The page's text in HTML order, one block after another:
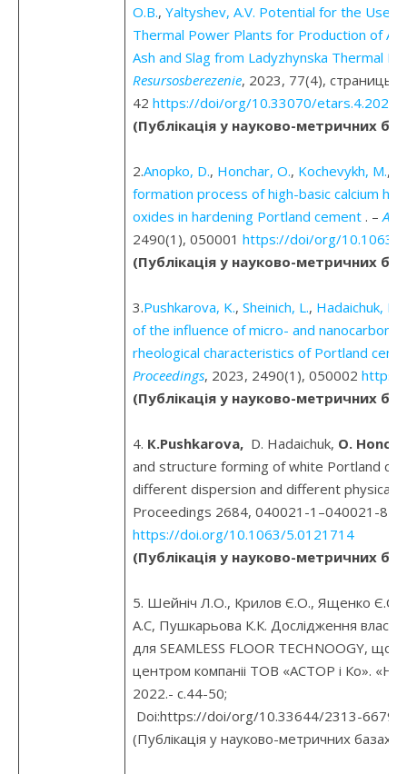
O.B., Yaltyshev, A.V. Potential for the Use
Thermal Power Plants for Production of
Ash and Slag from Ladyzhynska Thermal
Resursosberezenie, 2023, 77(4), страницы
42 https://doi/org/10.33070/
(Публікація у науково-метричних
2.Anopko, D., Honchar, O., Kochevykh, M.,
formation process of high-basic calcium
oxides in hardening Portland cement. –AIP
2490(1), 050001 https://doi/org/10.1063/
(Публікація у науково-метричних
3.Pushkarova, K., Sheinich, L., Hadaichuk, D.
of the influence of micro- and
rheological characteristics of Portland
Proceedings, 2023, 2490(1), 050002
(Публікація у науково-метричних
4. К.Pushkarova,D. Hadaichuk, O.
and structure forming of white Portland
different dispersion and different physical
Proceedings 2684, 040021-1–040021-8
https://doi.org/10.1063/5.0121714
(Публікація у науково-метричних
5. Шейніч Л.О., Крилов Є.О., Ященко Є.С.,
А.С, Пушкарьова К.К. Дослідження
для SEAMLESS FLOOR TECHNOOGY, що
центром компаніі ТОВ «АСТОР і Ко».
2022.- с.44-50;
Doi:https://doi/org/10.33644/2313-6679
(Публікація у науково-метричних базах